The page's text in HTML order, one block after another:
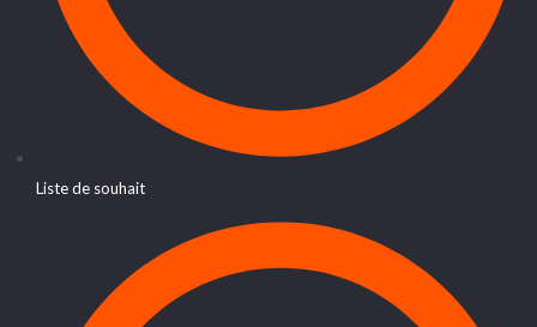
Liste de souhait